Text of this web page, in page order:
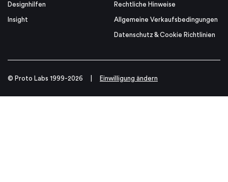
Designhilfen
Insight
Rechtliche Hinweise
Allgemeine Verkaufsbedingungen
Datenschutz & Cookie Richtlinien
© Proto Labs 1999-2026 Einwilligung ändern